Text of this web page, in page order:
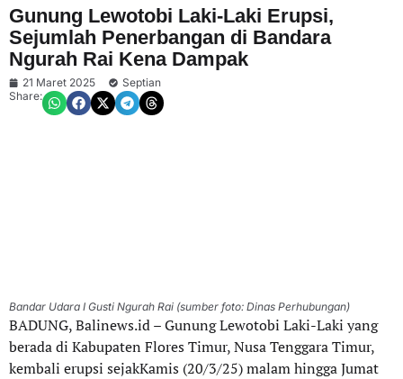
Gunung Lewotobi Laki-Laki Erupsi,
Sejumlah Penerbangan di Bandara
Ngurah Rai Kena Dampak
21 Maret 2025
Septian
Share:
Bandar Udara I Gusti Ngurah Rai (sumber foto: Dinas Perhubungan)
BADUNG, Balinews.id – Gunung Lewotobi Laki-Laki yang
berada di Kabupaten Flores Timur, Nusa Tenggara Timur,
kembali erupsi sejakKamis (20/3/25) malam hingga Jumat